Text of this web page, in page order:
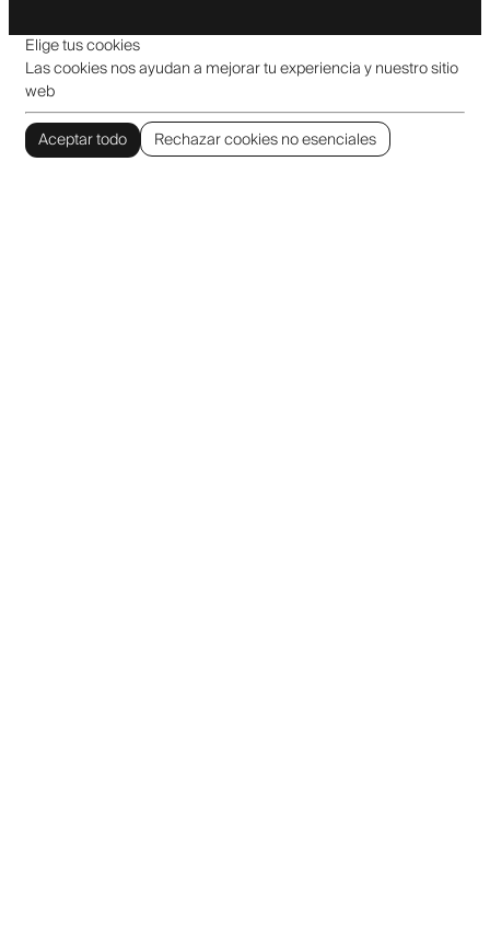
Elige tus cookies
Las cookies nos ayudan a mejorar tu experiencia y nuestro sitio
web
Aceptar todo
Rechazar cookies no esenciales